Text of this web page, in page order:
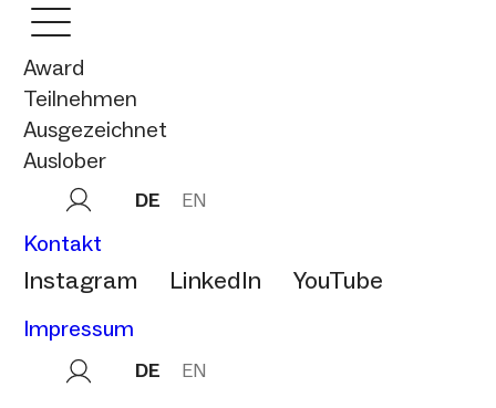
Award
Teilnehmen
Ausgezeichnet
Auslober
DE EN
Kontakt
Instagram LinkedIn YouTube
Impressum
DE EN